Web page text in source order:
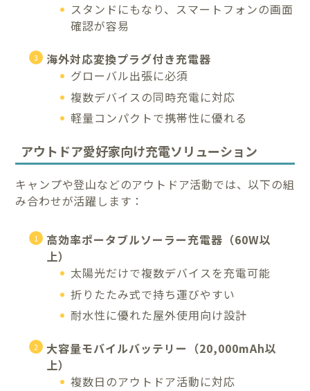
スタンドにもなり、スマートフォンの画面
確認が容易
海外対応変換プラグ付き充電器
グローバル出張に必須
複数デバイスの同時充電に対応
軽量コンパクトで携帯性に優れる
アウトドア愛好家向け充電ソリューション
キャンプや登山などのアウトドア活動では、以下の組
み合わせが活躍します：
高効率ポータブルソーラー充電器（60W以
上）
太陽光だけで複数デバイスを充電可能
折りたたみ式で持ち運びやすい
耐水性に優れた屋外使用向け設計
大容量モバイルバッテリー（20,000mAh以
上）
複数日のアウトドア活動に対応